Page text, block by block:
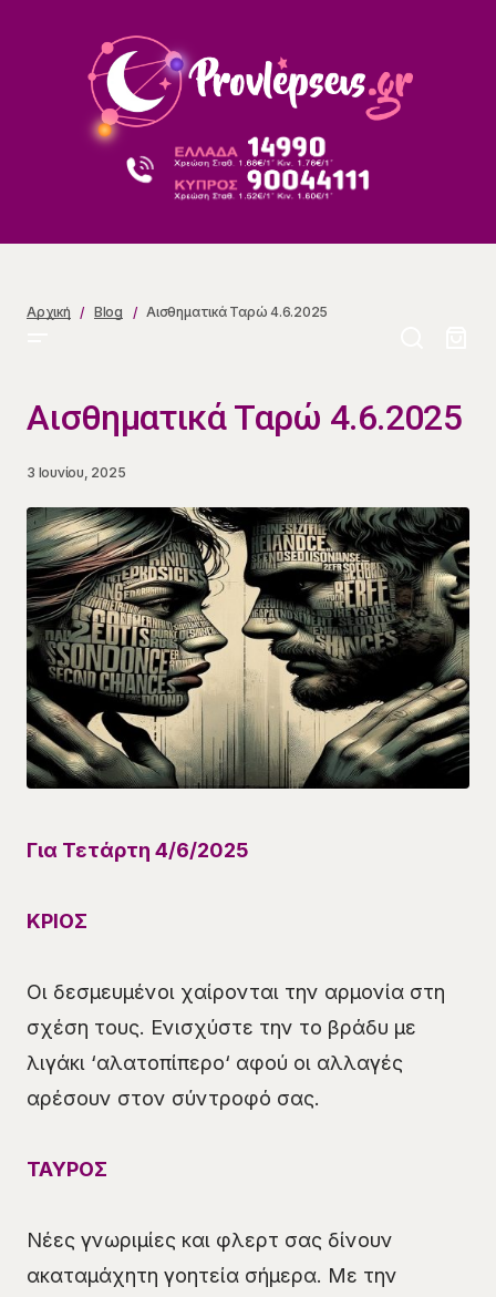
Αρχική Blog Αισθηματικά Ταρώ 4.6.2025
Αισθηματικά Ταρώ 4.6.2025
3 Ιουνίου, 2025
Για Τετάρτη 4/6/2025
ΚΡΙΟΣ
Οι δεσμευμένοι χαίρονται την αρμονία στη
σχέση τους. Ενισχύστε την το βράδυ με
λιγάκι ‘αλατοπίπερο‘ αφού οι αλλαγές
αρέσουν στον σύντροφό σας.
ΤΑΥΡΟΣ
Νέες γνωριμίες και φλερτ σας δίνουν
ακαταμάχητη γοητεία σήμερα. Με την